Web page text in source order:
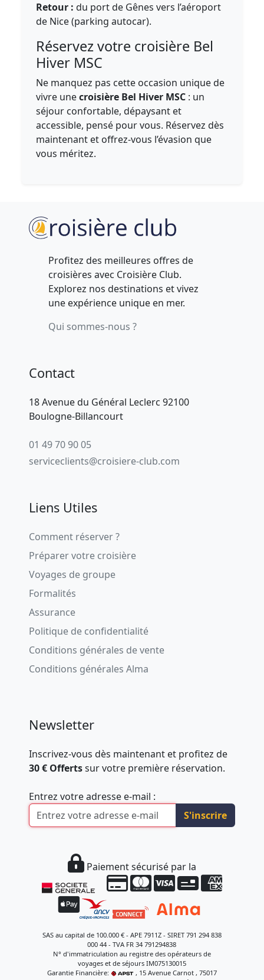
Retour : du port de Gênes vers l’aéroport
de Nice (parking autocar).
Réservez votre croisière Bel
Hiver MSC
Ne manquez pas cette occasion unique de
vivre unecroisière Bel Hiver MSC : un
séjour confortable, dépaysant et
accessible, pensé pour vous. Réservez dès
maintenant et offrez-vous l’évasion que
vous méritez.
Profitez des meilleures offres de
croisières avec Croisière Club.
Explorez nos destinations et vivez
une expérience unique en mer.
Qui sommes-nous ?
Contact
18 Avenue du Général Leclerc 92100
Boulogne-Billancourt
01 49 70 90 05
serviceclients@croisiere-club.com
Liens Utiles
Comment réserver ?
Préparer votre croisière
Voyages de groupe
Formalités
Assurance
Politique de confidentialité
Conditions générales de vente
Conditions générales Alma
Newsletter
Inscrivez-vous dès maintenant et profitez de
30 € Offertssur votre première réservation.
Entrez votre adresse e-mail :
S'inscrire
Paiement sécurisé par la
SAS au capital de 100.000 € - APE 7911Z - SIRET 791 294 838
000 44 - TVA FR 34 791294838
N° d'immatriculation au registre des opérateurs de
voyages et de séjours IM075130015
Garantie Financière:
, 15 Avenue Carnot , 75017